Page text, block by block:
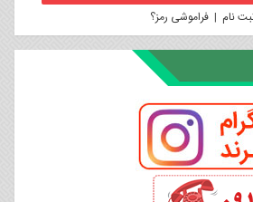
نام |فراموشی رمز؟